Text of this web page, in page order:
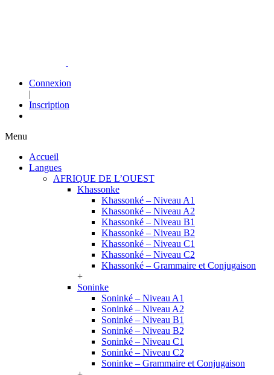
Connexion
|
Inscription
Menu
Accueil
Langues
AFRIQUE DE L’OUEST
Khassonke
Khassonké – Niveau A1
Khassonké – Niveau A2
Khassonké – Niveau B1
Khassonké – Niveau B2
Khassonké – Niveau C1
Khassonké – Niveau C2
Khassonké – Grammaire et Conjugaison
+
Soninke
Soninké – Niveau A1
Soninké – Niveau A2
Soninké – Niveau B1
Soninké – Niveau B2
Soninké – Niveau C1
Soninké – Niveau C2
Soninke – Grammaire et Conjugaison